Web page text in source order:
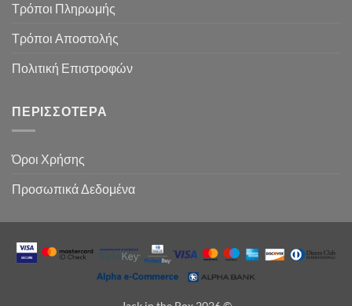
Τρόποι Πληρωμής
Τρόποι Αποστολής
Πολιτική Επιστροφών
ΠΕΡΙΣΣΌΤΕΡΑ
Όροι Χρήσης
Προσωπικά Δεδομένα